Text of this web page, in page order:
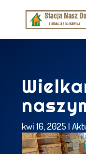
kwi 16, 2025 |